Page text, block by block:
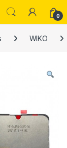
0
WIKO